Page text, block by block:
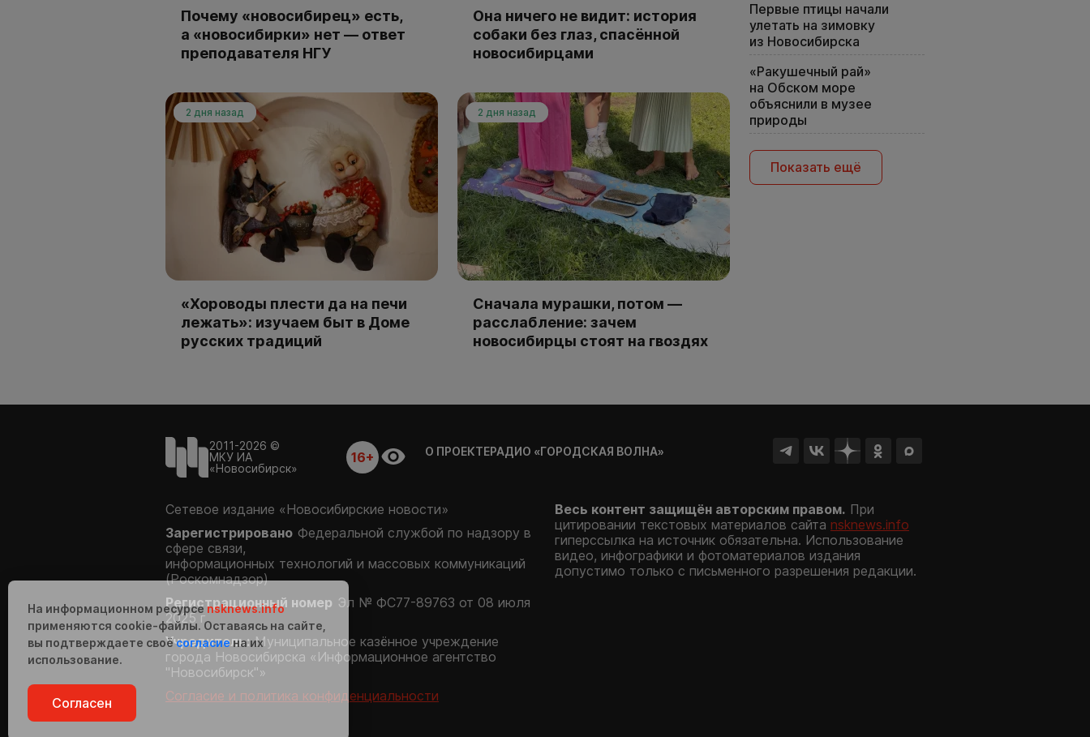
Почему «новосибирец» есть,
а «новосибирки» нет — ответ
преподавателя НГУ
Она ничего не видит: история
собаки без глаз, спасённой
новосибирцами
2 дня назад
«Хороводы плести да на печи
лежать»: изучаем быт в Доме
русских традиций
2 дня назад
Сначала мурашки, потом —
расслабление: зачем
новосибирцы стоят на гвоздях
Первые птицы начали
улетать на зимовку
из Новосибирска
«Ракушечный рай»
на Обском море
объяснили в музее
природы
Показать ещё
2011-2026 ©
МКУ ИА
«Новосибирск»
16+ О ПРОЕКТЕРАДИО «ГОРОДСКАЯ ВОЛНА»
Сетевое издание «Новосибирские новости»
Зарегистрировано Федеральной службой по надзору в
сфере связи,
информационных технологий и массовых коммуникаций
(Роскомнадзор)
Регистрационный номер Эл № ФС77-89763 от 08 июля
2025 г.
Учредитель: Муниципальное казённое учреждение
города Новосибирска «Информационное агентство
"Новосибирск"»
Согласие и политика конфиденциальности
Весь контент защищён авторским правом. При
цитировании текстовых материалов сайта nsknews.info
гиперссылка на источник обязательна. Использование
видео, инфографики и фотоматериалов издания
допустимо только с письменного разрешения редакции.
На информационном ресурсе nsknews.info
применяются cookie-файлы. Оставаясь на сайте,
вы подтверждаете своёсогласиена их
использование.
Согласен